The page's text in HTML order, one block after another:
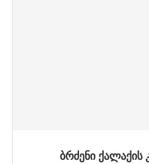
ბრძენი ქალაქის